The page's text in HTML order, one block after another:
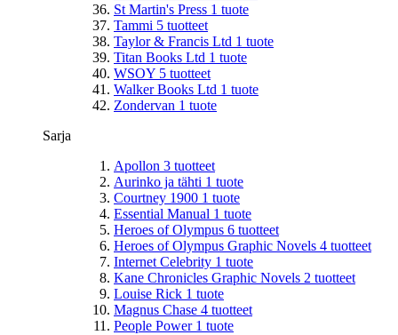
St Martin's Press 1 tuote
Tammi 5 tuotteet
Taylor & Francis Ltd 1 tuote
Titan Books Ltd 1 tuote
WSOY 5 tuotteet
Walker Books Ltd 1 tuote
Zondervan 1 tuote
Sarja
Apollon 3 tuotteet
Aurinko ja tähti 1 tuote
Courtney 1900 1 tuote
Essential Manual 1 tuote
Heroes of Olympus 6 tuotteet
Heroes of Olympus Graphic Novels 4 tuotteet
Internet Celebrity 1 tuote
Kane Chronicles Graphic Novels 2 tuotteet
Louise Rick 1 tuote
Magnus Chase 4 tuotteet
People Power 1 tuote